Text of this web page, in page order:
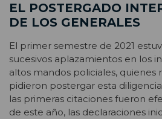
EL POSTERGADO
DE LOS GENERALES
El primer semestre de 2021
sucesivos aplazamientos en los
altos mandos policiales, quienes
pidieron postergar esta
las primeras citaciones fueron
de este año, las declaraciones